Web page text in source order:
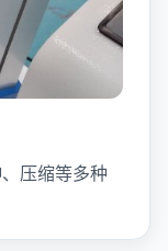
压缩等多种